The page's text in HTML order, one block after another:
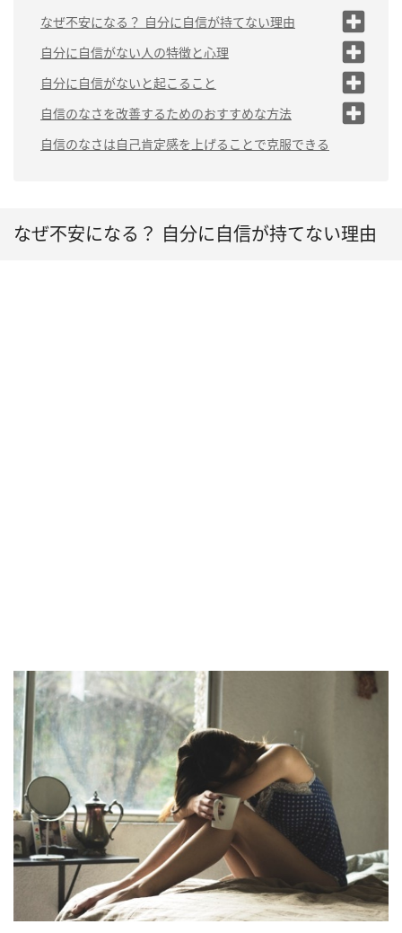
なぜ不安になる？ 自分に自信が持てない理由
（1）産まれ持った気質：繊細、気持ちがやさし
い、素直
（2）成育歴：親からの条件つきの愛
（3）環境：強みや経験を生かせない環境
自分に自信がない人の特徴と心理
（1）完璧主義者
（2）他人に対する許容範囲が
狭い
（3）興味の幅が狭い
自分に自信がないと起こること
（1）悪い側面だけを見てネガティブに
なる
（2）決めつけ
自信のなさを改善するためのおすすめな方法
（1）心の中に特技を持つ
（4）小さな成功体験を重
ねる
自信のなさは自己肯定感を上げることで克服できる
なぜ不安になる？ 自分に自信が持てない理由